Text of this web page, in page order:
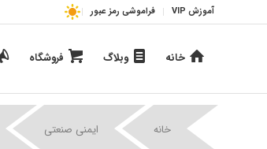
آموزش VIP فراموشی رمز عبور
خانه وبلاگ فروشگاه
خانه ایمنی صنعتی |